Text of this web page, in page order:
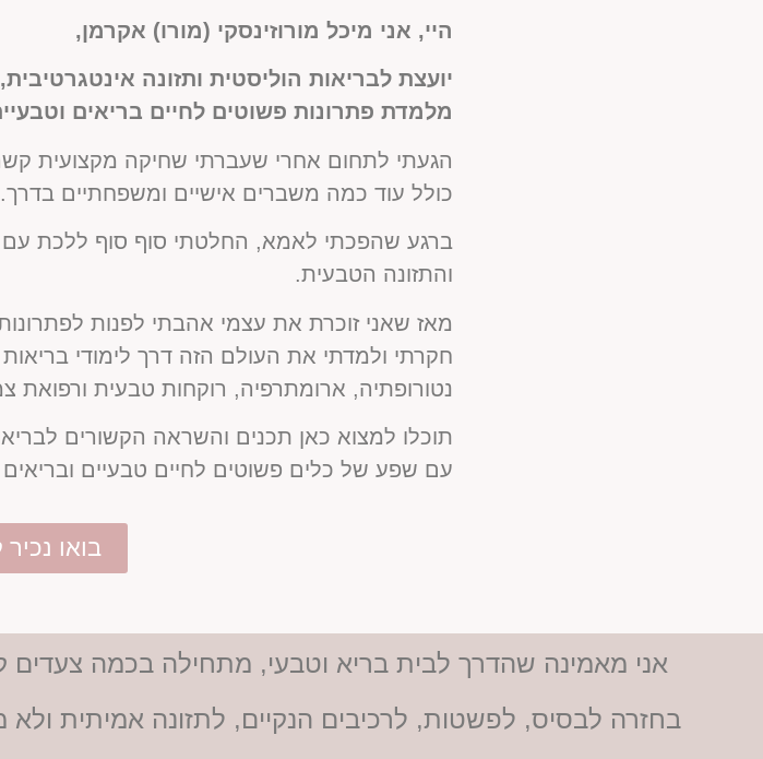
היי, אני מיכל מורוזינסקי (מורו) אקרמן,
יועצת לבריאות הוליסטית ותזונה אינטגרטיבית,
מלמדת פתרונות פשוטים לחיים בריאים
הגעתי לתחום אחרי שעברתי שחיקה מקצועית
כולל עוד כמה משברים אישיים ומשפחתיים בדרך.
ברגע שהפכתי לאמא, החלטתי סוף סוף ללכת
והתזונה הטבעית.
מאז שאני זוכרת את עצמי אהבתי לפנות
נטורופתיה, ארומתרפיה, רוקחות טבעית ורפואת
תוכלו למצוא כאן תכנים והשראה הקשורים
עם שפע של כלים פשוטים לחיים טבעיים
בואו
אני מאמינה שהדרך לבית בריא וטבעי, מתחילה בכמה צעדים
בחזרה לבסיס, לפשטות, לרכיבים הנקיים, לתזונה אמיתית ולא